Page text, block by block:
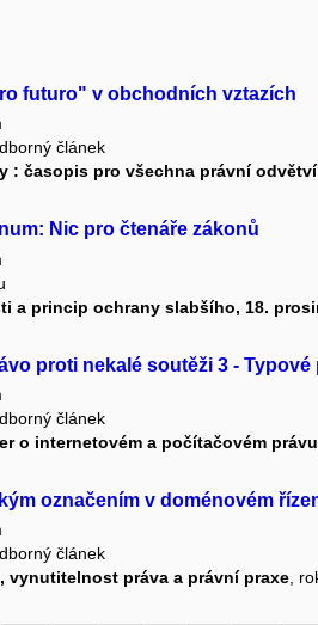
futuro" v obchodních vztazích
článek
: časopis pro všechna právní odvětví
Nic pro čtenáře zákonů
a princip ochrany slabšího, 18.
proti nekalé soutěži 3 -
článek
o internetovém a počítačovém právu
označením v doménovém
článek
vynutitelnost práva a právní praxe,